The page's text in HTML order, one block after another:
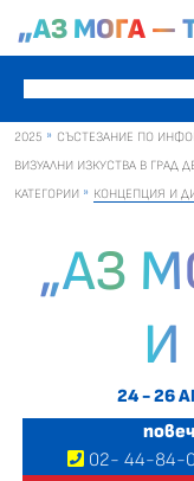
„АЗ МОГА —
2025
СЪСТЕЗАНИЕ ПО
ВИЗУАЛНИ ИЗКУСТВА В ГРАД
КАТЕГОРИИ
КОНЦЕПЦИЯ И
„АЗ
И
24 - 26
02- 44-84-